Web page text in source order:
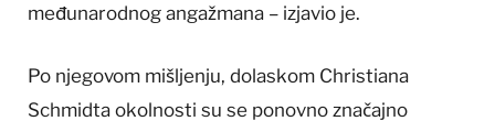
međunarodnog angažmana – izjavio je.
Po njegovom mišljenju, dolaskom Christiana
Schmidta okolnosti su se ponovno značajno